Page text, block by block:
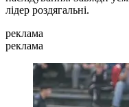
лідер роздягальні.
реклама
реклама